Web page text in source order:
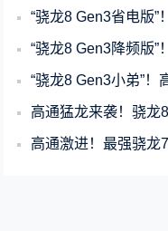
“骁龙8 Gen3省电版”！
“骁龙8 Gen3降频版”
“骁龙8 Gen3小弟”
高通猛龙来袭！骁龙
高通激进！最强骁龙7系曝